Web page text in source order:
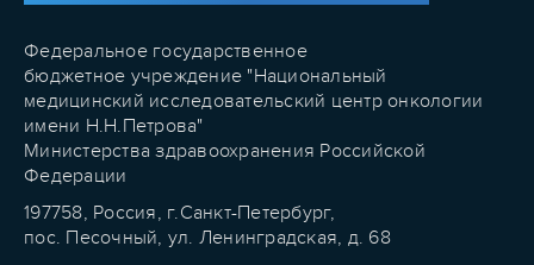
Федеральное государственное
бюджетное учреждение "Национальный
медицинский исследовательский центр онкологии
имени Н.Н.Петрова"
Министерства здравоохранения Российской
Федерации
197758, Россия, г.Санкт-Петербург,
пос. Песочный, ул. Ленинградская, д. 68